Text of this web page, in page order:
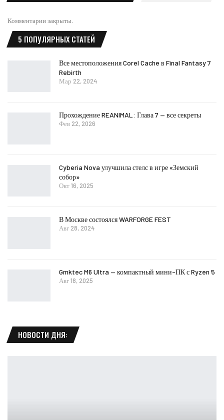
Комментарии закрыты.
5 ПОПУЛЯРНЫХ СТАТЕЙ
Все местоположения Corel Cache в Final Fantasy 7
Rebirth
Мар 22, 2024
Прохождение REANIMAL: Глава 7 — все секреты
Фев 22, 2026
Cyberia Nova улучшила стелс в игре «Земский
собор»
Окт 16, 2025
В Москве состоялся WARFORGE FEST
Авг 28, 2024
Gmktec M6 Ultra — компактный мини-ПК с Ryzen 5
Авг 18, 2025
НОВОСТИ ДНЯ: